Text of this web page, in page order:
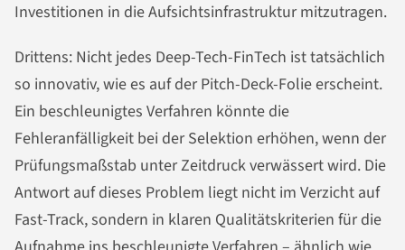
Investitionen in die Aufsichtsinfrastruktur mitzutragen.
Drittens: Nicht jedes Deep-Tech-FinTech ist tatsächlich
so innovativ, wie es auf der Pitch-Deck-Folie erscheint.
Ein beschleunigtes Verfahren könnte die
Fehleranfälligkeit bei der Selektion erhöhen, wenn der
Prüfungsmaßstab unter Zeitdruck verwässert wird. Die
Antwort auf dieses Problem liegt nicht im Verzicht auf
Fast-Track, sondern in klaren Qualitätskriterien für die